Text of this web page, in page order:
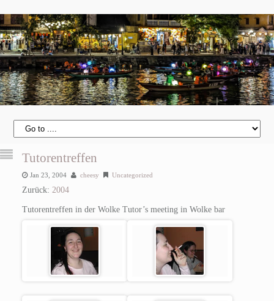
Tutorentreffen
Jan 23, 2004 cheesy Uncategorized
Zurück: 2004
Tutorentreffen in der Wolke Tutor’s meeting in Wolke bar